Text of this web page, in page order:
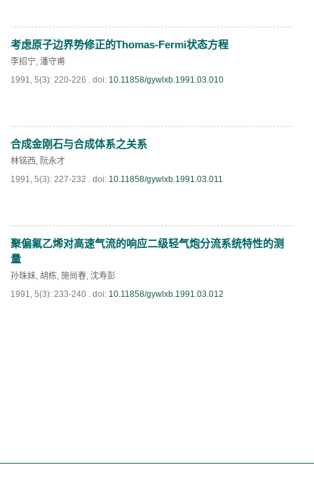
PDF(637)
考虑原子边界势修正的Thomas-Fermi状态方程
李招宁, 潘守甫
1991, 5(3): 220-226 . doi: 10.11858/gywlxb.1991.03.010
PDF(777)
合成金刚石与合成体系之关系
林铭西, 阮永才
1991, 5(3): 227-232 . doi: 10.11858/gywlxb.1991.03.011
PDF(697)
聚偏氟乙烯对高速气流的响应二级轻气炮分流系统特性的测
量
孙珠妹, 胡栋, 施尚春, 沈寿彭
1991, 5(3): 233-240 . doi: 10.11858/gywlxb.1991.03.012